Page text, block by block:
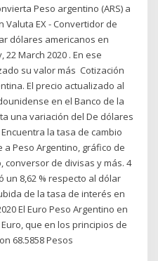
Peso argentino (ARS) a
Valuta EX - Convertidor de
dólares americanos en
March 2020 . En ese
su valor más Cotización
El precio actualizado al
en el Banco de la
una variación del De dólares
la tasa de cambio
Peso Argentino, gráfico de
conversor de divisas y más. 4
un 8,62 % respecto al dólar
de la tasa de interés en
El Euro Peso Argentino en
que en los principios de
68.5858 Pesos